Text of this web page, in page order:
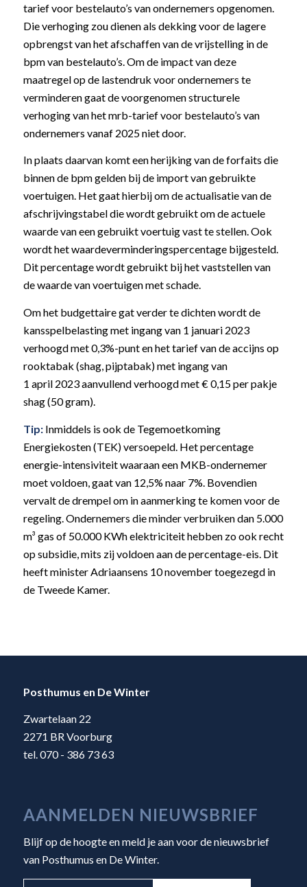
tarief voor bestelauto’s van ondernemers opgenomen.
Die verhoging zou dienen als dekking voor de lagere
opbrengst van het afschaffen van de vrijstelling in de
bpm van bestelauto’s. Om de impact van deze
maatregel op de lastendruk voor ondernemers te
verminderen gaat de voorgenomen structurele
verhoging van het mrb-tarief voor bestelauto’s van
ondernemers vanaf 2025 niet door.
In plaats daarvan komt een herijking van de forfaits die
binnen de bpm gelden bij de import van gebruikte
voertuigen. Het gaat hierbij om de actualisatie van de
afschrijvingstabel die wordt gebruikt om de actuele
waarde van een gebruikt voertuig vast te stellen. Ook
wordt het waardeverminderingspercentage bijgesteld.
Dit percentage wordt gebruikt bij het vaststellen van
de waarde van voertuigen met schade.
Om het budgettaire gat verder te dichten wordt de
kansspelbelasting met ingang van 1 januari 2023
verhoogd met 0,3%-punt en het tarief van de accijns op
rooktabak (shag, pijptabak) met ingang van
1 april 2023 aanvullend verhoogd met € 0,15 per pakje
shag (50 gram).
Tip:Inmiddels is ook de Tegemoetkoming
Energiekosten (TEK) versoepeld. Het percentage
energie-intensiviteit waaraan een MKB-ondernemer
moet voldoen, gaat van 12,5% naar 7%. Bovendien
vervalt de drempel om in aanmerking te komen voor de
regeling. Ondernemers die minder verbruiken dan 5.000
m³ gas of 50.000 KWh elektriciteit hebben zo ook recht
op subsidie, mits zij voldoen aan de percentage-eis. Dit
heeft minister Adriaansens 10 november toegezegd in
de Tweede Kamer.
Posthumus en De Winter
Zwartelaan 22
2271 BR Voorburg
tel. 070 - 386 73 63
AANMELDEN NIEUWSBRIEF
Blijf op de hoogte en meld je aan voor de nieuwsbrief
van Posthumus en De Winter.